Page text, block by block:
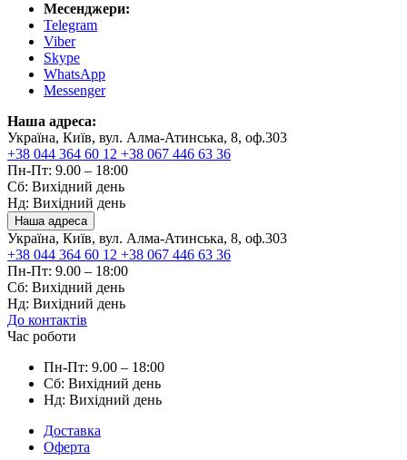
Месенджери:
Telegram
Viber
Skype
WhatsApp
Messenger
Наша адреса:
Україна, Київ, вул. Алма-Атинська, 8, оф.303
+38 044 364 60 12 +38 067 446 63 36
Пн-Пт: 9.00 – 18:00
Сб: Вихідний день
Нд: Вихідний день
Наша адреса
Україна, Київ, вул. Алма-Атинська, 8, оф.303
+38 044 364 60 12 +38 067 446 63 36
Пн-Пт: 9.00 – 18:00
Сб: Вихідний день
Нд: Вихідний день
До контактів
Час роботи
Пн-Пт: 9.00 – 18:00
Сб: Вихідний день
Нд: Вихідний день
Доставка
Оферта